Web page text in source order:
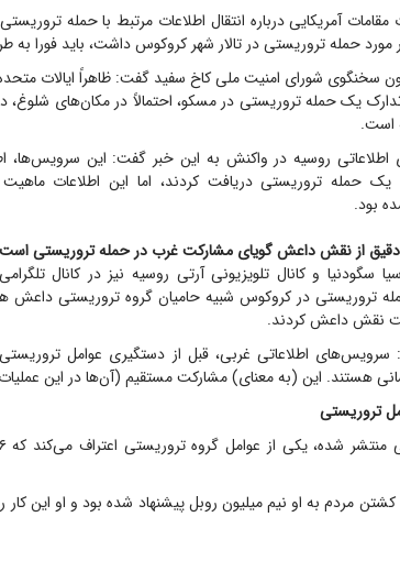
آمریکایی درباره انتقال اطلاعات مرتبط با حمله
مورد حمله تروریستی در تالار شهر کروکوس داشت، باید فورا
سخنگوی شورای امنیت ملی کاخ سفید گفت: ظاهراً ایالات
تدارک یک حمله تروریستی در مسکو، احتمالاً در مکان‌های
است.
روسیه در واکنش به این خبر گفت: این سرویس‌ها،
یک حمله تروریستی دریافت کردند، اما این اطلاعات
بود.
دقیق از نقش داعش گویای مشارکت غرب در حمله تروریستی است
سگودنیا و کانال تلویزیونی آرتی روسیه نیز در کانال
تروریستی در کروکوس شبیه حامیان گروه تروریستی داعش
نقش داعش کردند.
سرویس‌های اطلاعاتی غربی، قبل از دستگیری عوامل
هستند. این (به معنای) مشارکت مستقیم (آن‌ها در این
تروریستی
مردم به او نیم میلیون روبل پیشنهاد شده بود و او این کار